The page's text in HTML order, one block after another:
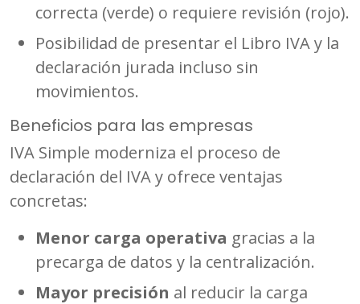
correcta (verde) o requiere revisión (rojo).
Posibilidad de presentar el Libro IVA y la
declaración jurada incluso sin
movimientos.
Beneficios para las empresas
IVA Simple moderniza el proceso de
declaración del IVA y ofrece ventajas
concretas:
Menor carga operativa gracias a la
precarga de datos y la centralización.
Mayor precisión al reducir la carga